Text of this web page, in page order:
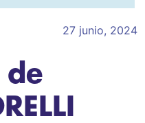
27 junio, 2024
de